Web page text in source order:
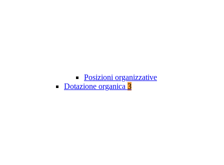
Posizioni organizzative
Dotazione organica 3